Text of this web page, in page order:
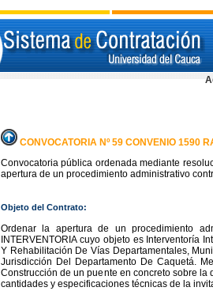
CONVOCATORIA Nº 59 CONVENIO 1590
Convocatoria pública ordenada mediante
apertura de un procedimiento administrativo
Objeto del Contrato:
Ordenar la apertura de un procedimiento
INTERVENTORIA cuyo objeto es Interventoría
Y Rehabilitación De Vías Departamentales,
Jurisdicción Del Departamento De Caquetá.
Construcción de un puente en concreto sobre
cantidades y especificaciones técnicas de la